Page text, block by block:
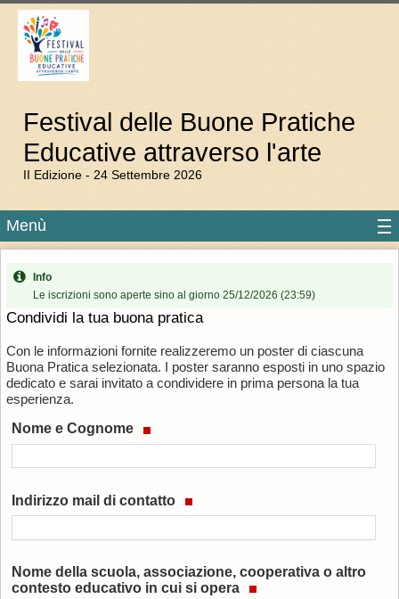
Festival delle Buone Pratiche
Educative attraverso l'arte
II Edizione - 24 Settembre 2026
Menù
Info
Le iscrizioni sono aperte sino al giorno 25/12/2026 (23:59)
Condividi la tua buona pratica
Con le informazioni fornite realizzeremo un poster di ciascuna
Buona Pratica selezionata. I poster saranno esposti in uno spazio
dedicato e sarai invitato a condividere in prima persona la tua
esperienza.
Nome e Cognome
Indirizzo mail di contatto
Nome della scuola, associazione, cooperativa o altro
contesto educativo in cui si opera